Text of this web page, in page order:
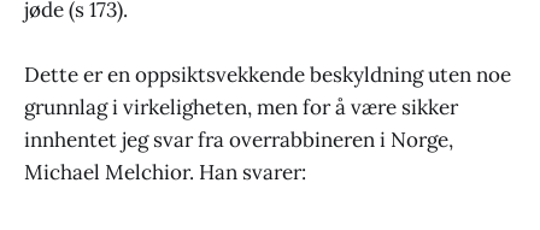
jøde (s 173).
Dette er en oppsiktsvekkende beskyldning uten noe
grunnlag i virkeligheten, men for å være sikker
innhentet jeg svar fra overrabbineren i Norge,
Michael Melchior. Han svarer: